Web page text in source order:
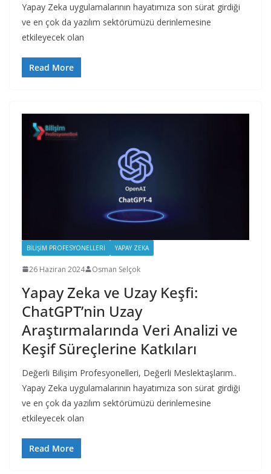
Yapay Zeka uygulamalarının hayatımıza son sürat girdiği
ve en çok da yazılım sektörümüzü derinlemesine
etkileyecek olan
Read More
BILIŞIM PROFESYONELLERI YAPAY ZEKA
26 Haziran 2024 Osman Selçok
Yapay Zeka ve Uzay Keşfi:
ChatGPT’nin Uzay
Araştırmalarında Veri Analizi ve
Keşif Süreçlerine Katkıları
Değerli Bilişim Profesyonelleri, Değerli Meslektaşlarım..
Yapay Zeka uygulamalarının hayatımıza son sürat girdiği
ve en çok da yazılım sektörümüzü derinlemesine
etkileyecek olan
Read More